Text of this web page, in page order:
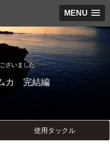
MENU
ございました
カ 完結編
使用タックル